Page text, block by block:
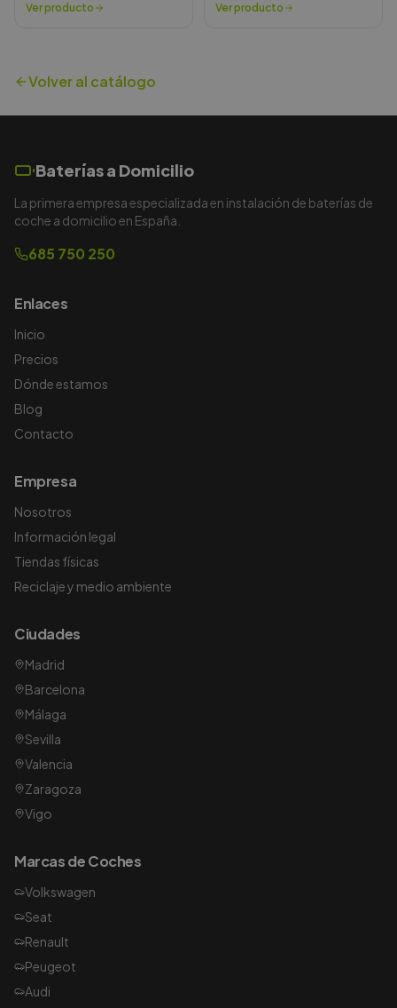
Ver producto Ver producto
Volver al catálogo
Baterías a Domicilio
La primera empresa especializada en instalación de baterías de
coche a domicilio en España.
685 750 250
Enlaces
Inicio
Precios
Dónde estamos
Blog
Contacto
Empresa
Nosotros
Información legal
Tiendas físicas
Reciclaje y medio ambiente
Ciudades
Madrid
Barcelona
Málaga
Sevilla
Valencia
Zaragoza
Vigo
Marcas de Coches
Volkswagen
Seat
Renault
Peugeot
Audi